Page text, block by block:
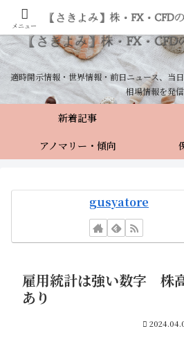
適時開示情報・世界情報・前日ニュース、当
相場情報を発信
新着記事
アノマリー・傾向
gusyatore
雇用統計は強い数字 株
あり
メニュー